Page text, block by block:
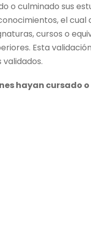
culminado sus
el
cursos o
Esta
hayan cursado